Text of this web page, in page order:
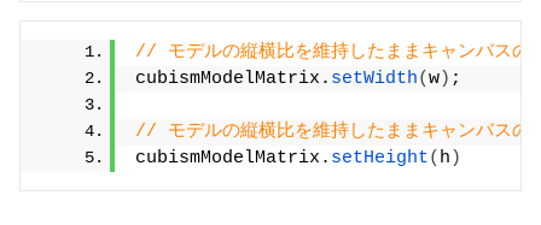
// モデルの縦横比を維持したままキャンバスの
cubismModelMatrix. setWidth(w) ;
// モデルの縦横比を維持したままキャンバスの
cubismModelMatrix. setHeight( h )